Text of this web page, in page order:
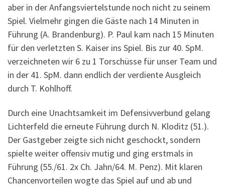
aber in der Anfangsviertelstunde noch nicht zu seinem
Spiel. Vielmehr gingen die Gäste nach 14 Minuten in
Führung (A. Brandenburg). P. Paul kam nach 15 Minuten
für den verletzten S. Kaiser ins Spiel. Bis zur 40. SpM.
verzeichneten wir 6 zu 1 Torschüsse für unser Team und
in der 41. SpM. dann endlich der verdiente Ausgleich
durch T. Kohlhoff.
Durch eine Unachtsamkeit im Defensivverbund gelang
Lichterfeld die erneute Führung durch N. Kloditz (51.).
Der Gastgeber zeigte sich nicht geschockt, sondern
spielte weiter offensiv mutig und ging erstmals in
Führung (55./61. 2x Ch. Jahn/64. M. Penz). Mit klaren
Chancenvorteilen wogte das Spiel auf und ab und